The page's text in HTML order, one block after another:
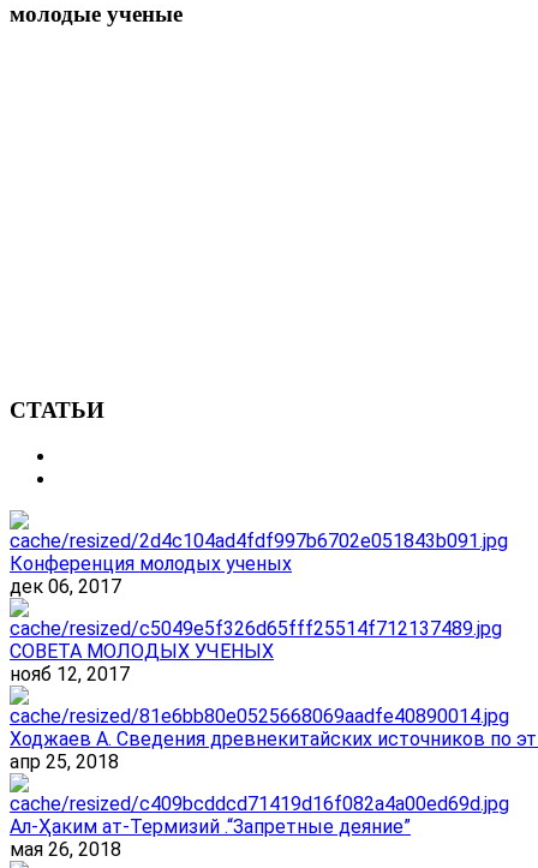
молодые ученые
СТАТЬИ
Конференция молодых ученых
дек 06, 2017
СОВЕТА МОЛОДЫХ УЧЕНЫХ
нояб 12, 2017
Ходжаев А. Сведения древнекитайских источников по
апр 25, 2018
Ал-Ҳаким ат-Термизий .“Запретные деяние”
мая 26, 2018